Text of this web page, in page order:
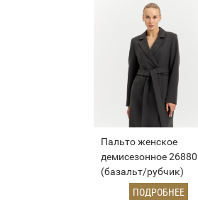
Пальто женское
демисезонное 26880
(базальт/рубчик)
ПОДРОБНЕЕ